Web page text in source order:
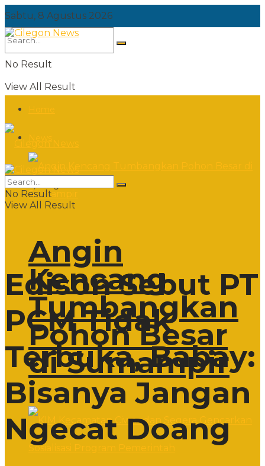
Sabtu, 8 Agustus 2026
No Result
View All Result
Angin
Kencang
Tumbangkan
Pohon Besar
di Sumampir
Sabtu, 8 Agustus 2026
No Result
View All Result
Edison Sebut PT
PCM Tidak
Terbuka, Babay:
Bisanya Jangan
Ngecat Doang